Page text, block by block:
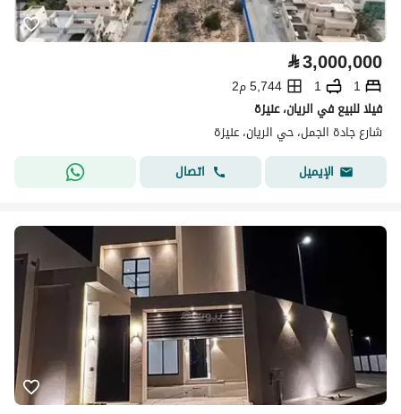
⃁3,000,000
1
1
5,744 م2
فيلا للبيع في الريان، عنيزة
شارع جادة الجمل، حي الريان، عنيزة
الإيميل
اتصال